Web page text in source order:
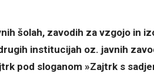
šolah, zavodih za vzgojo in
institucijah oz. javnih
pod sloganom »Zajtrk s